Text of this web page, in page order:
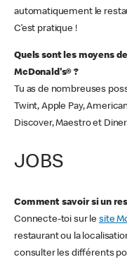
automatiquement le
C’est pratique !
Quels sont les moyens
McDonald's® ?
Tu as de nombreuses
Twint, Apple Pay,
Discover, Maestro et
JOBS
Comment savoir si un
Connecte-toi sur le site
restaurant ou la
consulter les différents